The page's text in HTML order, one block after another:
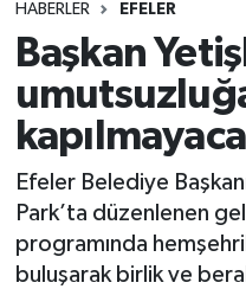
HABERLER EFELER
Başkan
Efeler Belediye
Park’ta düzenlenen
programında
buluşarak birlik ve
Tüm Manşetler
Son Dakika
Haber Arşivi